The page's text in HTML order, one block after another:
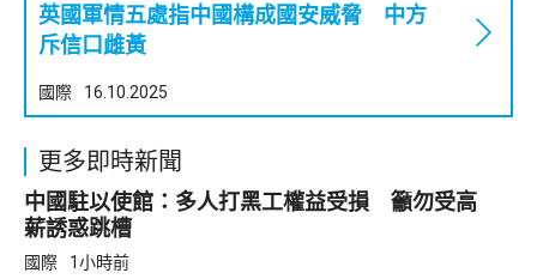
英國軍情五處指中國構成國安威脅 中方
斥信口雌黃
國際 16.10.2025
更多即時新聞
中國駐以使館：多人打黑工權益受損 籲勿受高
薪誘惑跳槽
國際 1小時前